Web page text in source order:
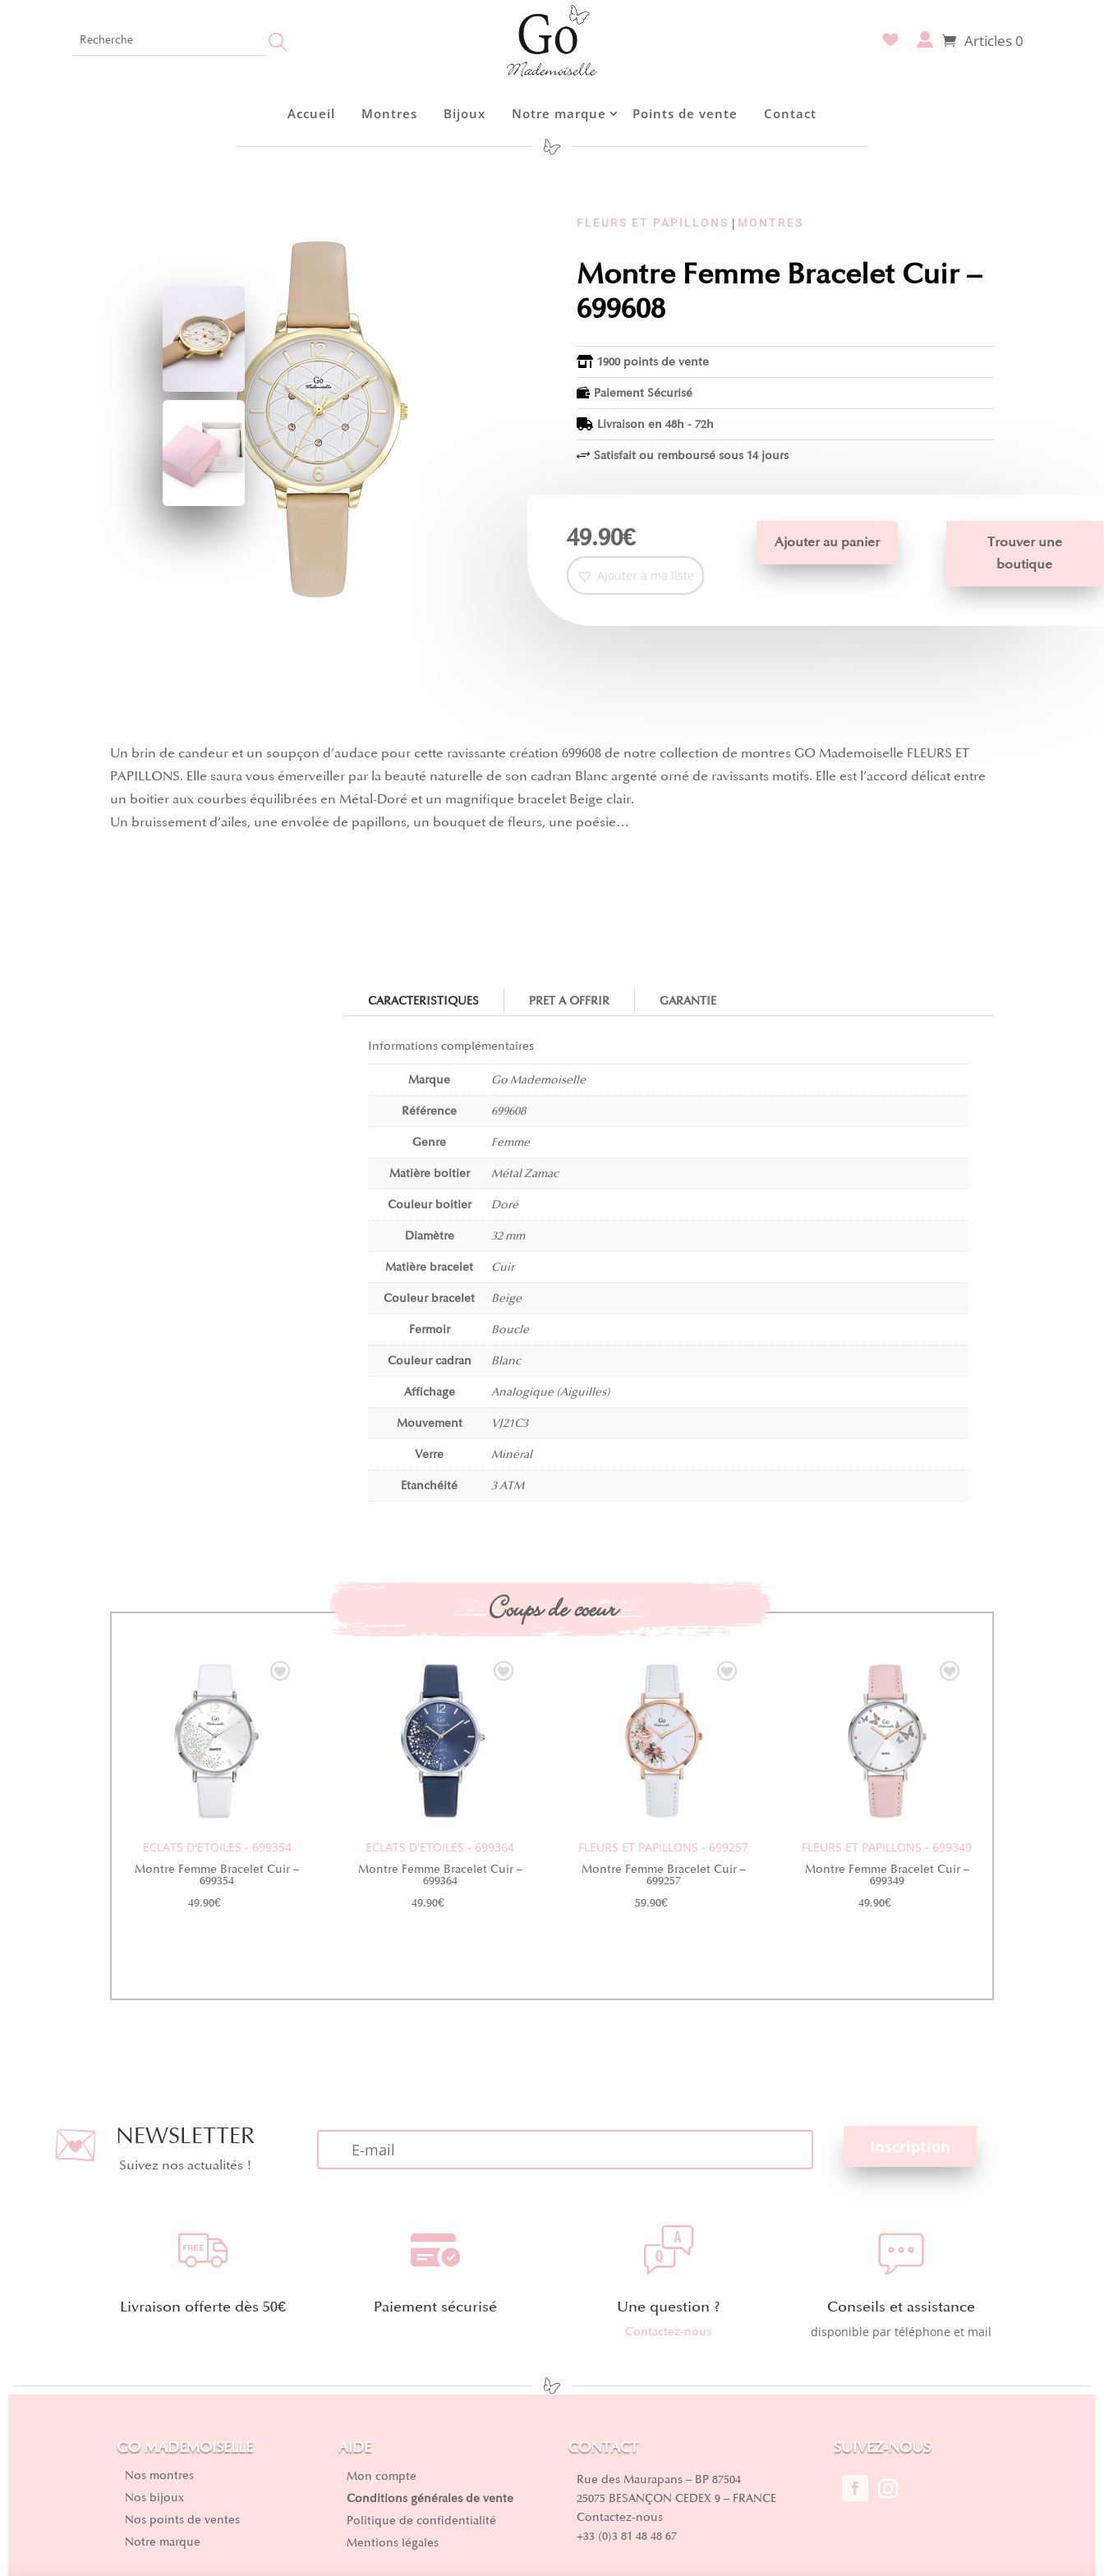
Articles 0
Accueil Montres Bijoux Notre marque Points de vente
Contact
FLEURS ET PAPILLONS | MONTRES
Montre Femme Bracelet Cuir –
699608
 1900 points de vente
 Paiement Sécurisé
 Livraison en 48h - 72h
+ Satisfait ou remboursé sous 14 jours
49.90€
Ajouter à ma liste
Ajouter au panier
Trouver une
boutique
Un brin de candeur et un soupçon d’audace pour cette ravissante création 699608 de notre collection de montres GO Mademoiselle FLEURS ET
PAPILLONS. Elle saura vous émerveiller par la beauté naturelle de son cadran Blanc argenté orné de ravissants motifs. Elle est l’accord délicat entre
un boitier aux courbes équilibrées en Métal-Doré et un magnifique bracelet Beige clair.
Un bruissement d’ailes, une envolée de papillons, un bouquet de fleurs, une poésie…
CARACTERISTIQUES PRET A OFFRIR GARANTIE
Informations complémentaires
Marque Go Mademoiselle
Référence 699608
Genre Femme
Matière boitier Métal Zamac
Couleur boitier Doré
Diamètre 32 mm
Matière bracelet Cuir
Couleur bracelet Beige
Fermoir Boucle
Couleur cadran Blanc
Affichage Analogique (Aiguilles)
Mouvement VJ21C3
Verre Minéral
Etanchéité 3 ATM
Coups de coeur
ECLATS D'ETOILES - 699354
Montre Femme Bracelet Cuir –
699354
49.90€
ECLATS D'ETOILES - 699364
Montre Femme Bracelet Cuir –
699364
49.90€
FLEURS ET PAPILLONS - 699257
Montre Femme Bracelet Cuir –
699257
59.90€
FLEURS ET PAPILLONS - 699349
Montre Femme Bracelet Cuir –
699349
49.90€
NEWSLETTER
Suivez nos actualités !
Livraison offerte dès 50€ Paiement sécurisé Une question ?
Contactez-nous
Conseils et assistance
disponible par téléphone et mail
GO MADEMOISELLE
Nos montres
Nos bijoux
Nos points de ventes
Notre marque
AIDE
Mon compte
Conditions générales de vente
Politique de confidentialité
Mentions légales
CONTACT
Rue des Maurapans – BP 87504
25075 BESANÇON CEDEX 9 – FRANCE
Contactez-nous
+33 (0)3 81 48 48 67
SUIVEZ-NOUS